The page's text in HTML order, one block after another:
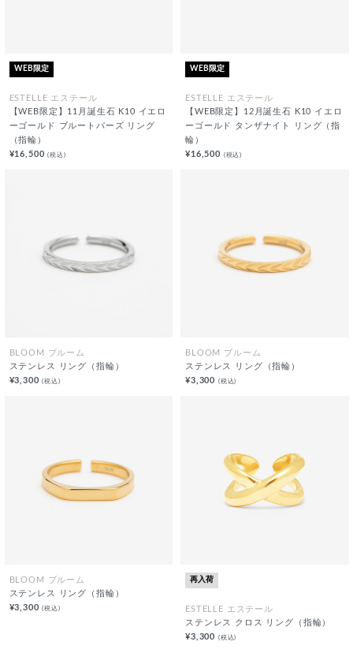
WEB限定
ESTELLE エステール
【WEB限定】11月誕生石 K10 イエロ
ーゴールド ブルートパーズ リング
（指輪）
¥16,500(税込)
WEB限定
ESTELLE エステール
【WEB限定】12月誕生石 K10 イエロ
ーゴールド タンザナイト リング（指
輪）
¥16,500 (税込)
BLOOM ブルーム
ステンレス リング（指輪）
¥3,300(税込)
BLOOM ブルーム
ステンレス リング（指輪）
¥3,300 (税込)
BLOOM ブルーム
ステンレス リング（指輪）
¥3,300(税込)
再入荷
ESTELLE エステール
ステンレス クロス リング（指輪）
¥3,300 (税込)